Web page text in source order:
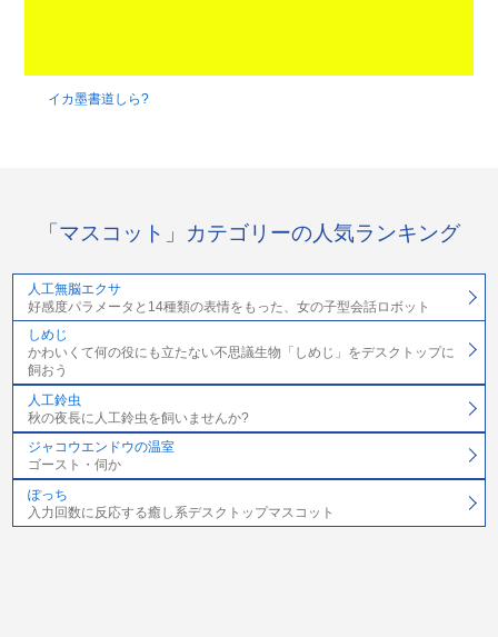
イカ墨書道しら?
「マスコット」カテゴリーの人気ランキング
人工無脳エクサ
好感度パラメータと14種類の表情をもった、女の子型会話ロボット
しめじ
かわいくて何の役にも立たない不思議生物「しめじ」をデスクトップに
飼おう
人工鈴虫
秋の夜長に人工鈴虫を飼いませんか?
ジャコウエンドウの温室
ゴースト・伺か
ぽっち
入力回数に反応する癒し系デスクトップマスコット